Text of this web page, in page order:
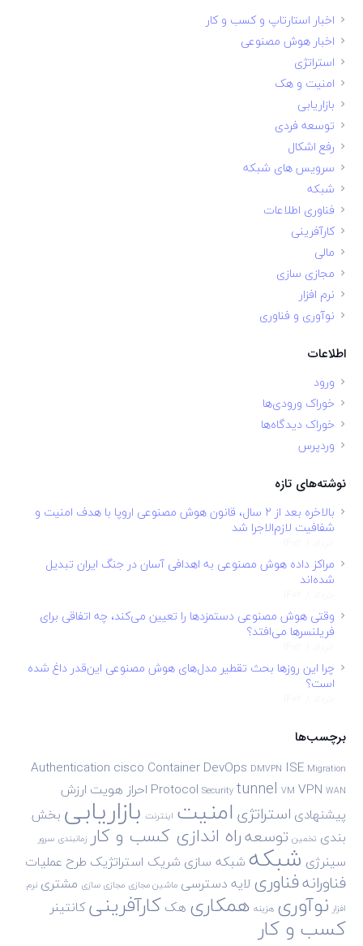
اخبار استارتاپ و کسب و کار
اخبار هوش مصنوعی
استراتژی
امنیت و هک
بازاریابی
توسعه فردی
رفع اشکال
سرویس های شبکه
شبکه
فناوری اطلاعات
کارآفرینی
مالی
مجازی سازی
نرم افزار
نوآوری و فناوری
اطلاعات
ورود
خوراک ورودی‌ها
خوراک دیدگاه‌ها
وردپرس
نوشته‌های تازه
بالاخره بعد از ۲ سال، قانون هوش مصنوعی اروپا با هدف امنیت و
شفافیت لازم‌الاجرا شد
مراکز داده هوش مصنوعی به اهدافی آسان در جنگ ایران تبدیل
شده‌اند
وقتی هوش مصنوعی دستمزدها را تعیین می‌کند، چه اتفاقی برای
فریلنسرها می‌افتد؟
چرا این روزها بحث تقطیر مدل‌های هوش مصنوعی این‌قدر داغ شده
است؟
برچسب‌ها
Authentication cisco ContainerDevOps DMVPN ISE Migration
Protocol Security tunnel VM VPN WAN احراز هویت ارزش
پیشنهادی استراتژی امنیت اینترنت بازاریابیبخش
بندی تخمین توسعهراه اندازی کسب و کار زمانبندی سرور
سینرژی شبکه شبکه سازی شریک استراتژیک طرح عملیات
فناورانهفناوری لایه دسترسی ماشین مجازی مجازی سازی مشتری نرم
افزار نوآوری هزینه همکاری هککارآفرینیکانتینر
کسب و کار